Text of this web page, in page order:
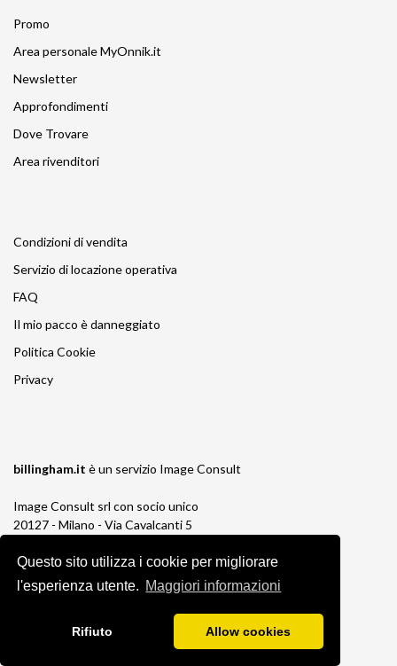
Questo sito utilizza i cookie per migliorare
l'esperienza utente. Maggiori informazioni
Rifiuto Allow cookies
Promo
Area personale MyOnnik.it
Newsletter
Approfondimenti
Dove Trovare
Area rivenditori
Condizioni di vendita
Servizio di locazione operativa
FAQ
Il mio pacco è danneggiato
Politica Cookie
Privacy
billingham.it è un servizio Image Consult
Image Consult srl con socio unico
20127 - Milano - Via Cavalcanti 5
P.IVA e C.F. 03383650961
REA 1673647 CCIAA Milano Monza Brianza
Registro Pile IT13030P00003110